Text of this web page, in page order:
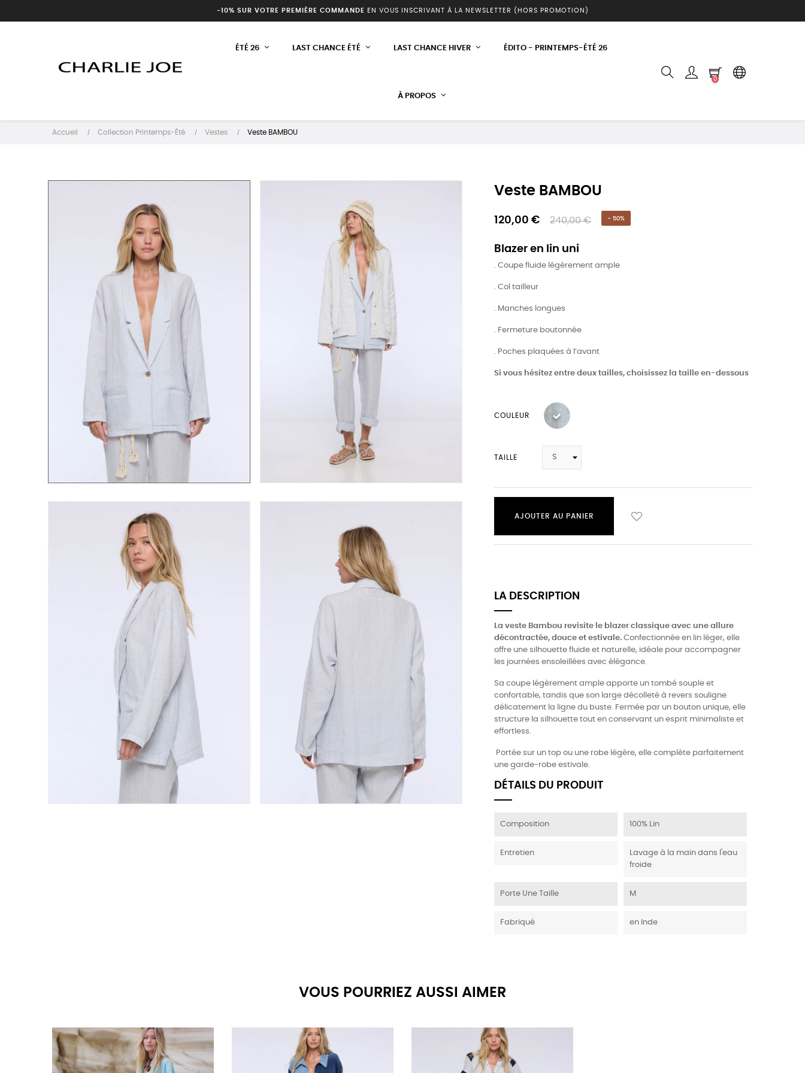
-10% SUR VOTRE PREMIÈRE COMMANDE EN VOUS INSCRIVANT À LA NEWSLETTER (HORS PROMOTION)
ÉTÉ 26 LAST CHANCE ÉTÉ LAST CHANCE HIVER ÉDITO - PRINTEMPS-ÉTÉ 26
À PROPOS
0
Accueil Collection Printemps-Été Vestes Veste BAMBOU
Veste BAMBOU
120,00 € 240,00 € - 50%
Blazer en lin uni
. Coupe fluide légèrement ample
. Col tailleur
. Manches longues
. Fermeture boutonnée
. Poches plaquées à l’avant
Si vous hésitez entre deux tailles, choisissez la taille en-dessous
COULEUR
TAILLE
AJOUTER AU PANIER
LA DESCRIPTION
La veste Bambou revisite le blazer classique avec une allure
décontractée, douce et estivale. Confectionnée en lin léger, elle
offre une silhouette fluide et naturelle, idéale pour accompagner
les journées ensoleillées avec élégance.
Sa coupe légèrement ample apporte un tombé souple et
confortable, tandis que son large décolleté à revers souligne
délicatement la ligne du buste. Fermée par un bouton unique, elle
structure la silhouette tout en conservant un esprit minimaliste et
effortless.
Portée sur un top ou une robe légère, elle complète parfaitement
une garde-robe estivale.
DÉTAILS DU PRODUIT
Composition 100% Lin
Entretien
Lavage à la main dans l'eau
froide
Porte Une Taille M
Fabriqué en Inde
VOUS POURRIEZ AUSSI AIMER